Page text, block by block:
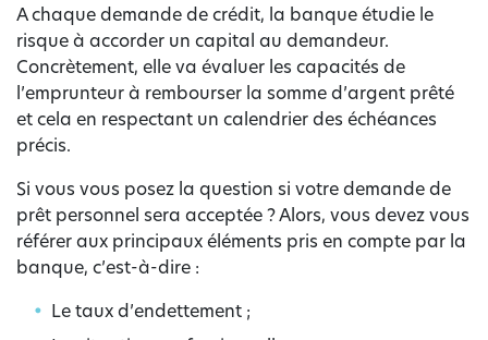
A chaque demande de crédit, la banque étudie le
risque à accorder un capital au demandeur.
Concrètement, elle va évaluer les capacités de
l’emprunteur à rembourser la somme d’argent prêté
et cela en respectant un calendrier des échéances
précis.
Si vous vous posez la question si votre demande de
prêt personnel sera acceptée ? Alors, vous devez vous
référer aux principaux éléments pris en compte par la
banque, c’est-à-dire :
Le taux d’endettement ;